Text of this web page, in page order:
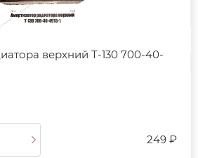
верхний Т-130 700-40-
249 ₽